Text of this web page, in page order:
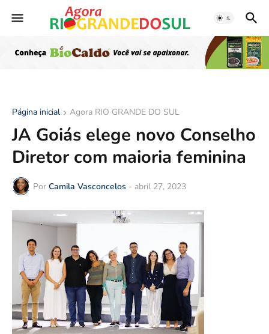
Página inicial Agora RIO GRANDE DO SUL
JA Goiás elege novo Conselho
Diretor com maioria feminina
Por Camila Vasconcelos - abril 27, 2023